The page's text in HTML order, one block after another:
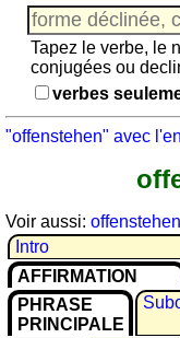
Jeu
avec
des
nombres
de
langues
espagnol
français
italien
latin
portugais
Tapez le verbe, le
conjugées ou
verbes
"offenstehen" avec
Voir aussi:
Intro
AFFIRMATION
PHRASE
PRINCIPALE